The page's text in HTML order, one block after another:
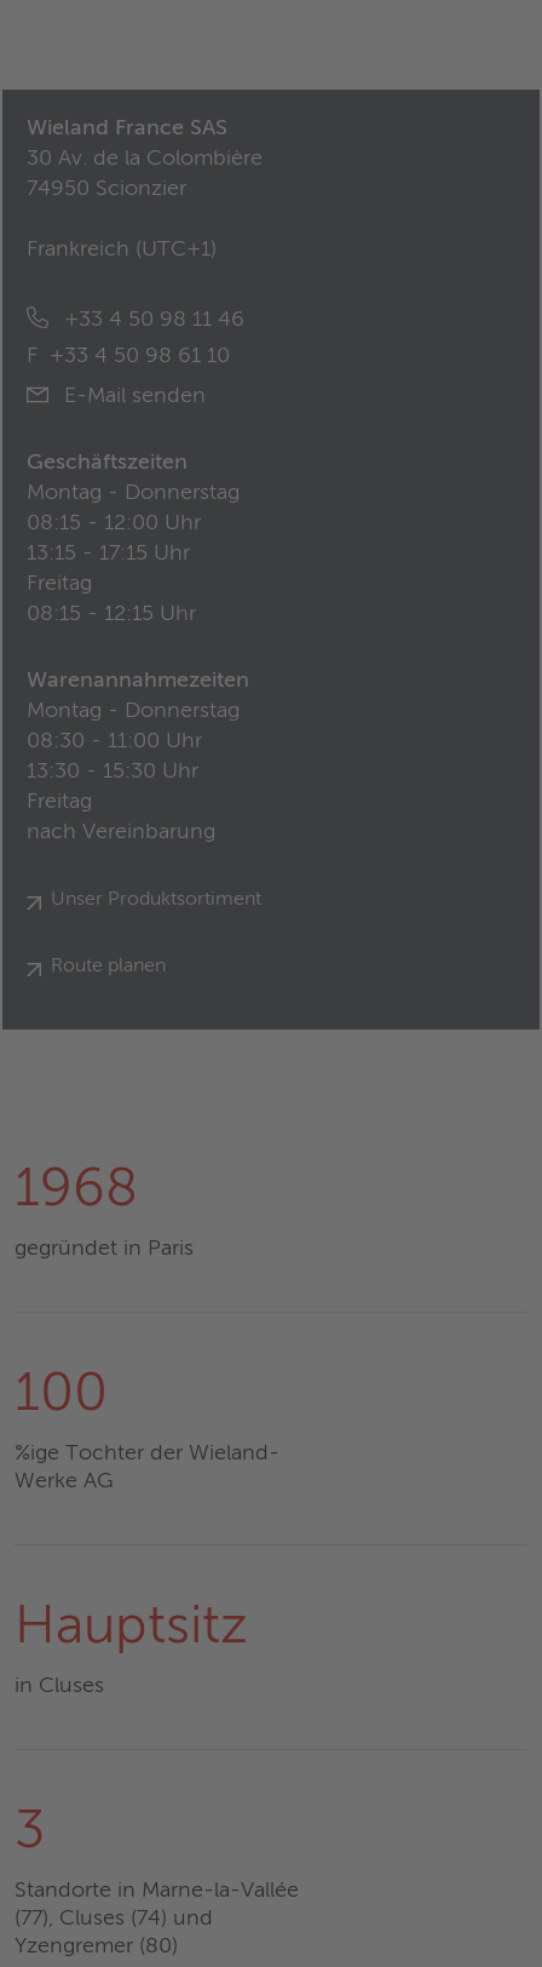
Wieland France SAS
30 Av. de la Colombière
74950 Scionzier
Frankreich (UTC+1)
+33 4 50 98 11 46
F
+33 4 50 98 61 10
E-Mail senden
Geschäftszeiten
Montag - Donnerstag
08:15 - 12:00 Uhr
13:15 - 17:15 Uhr
Freitag
08:15 - 12:15 Uhr
Warenannahmezeiten
Montag - Donnerstag
08:30 - 11:00 Uhr
13:30 - 15:30 Uhr
Freitag
nach Vereinbarung
Unser Produktsortiment
Route planen
1968
gegründet in Paris
100
%ige Tochter der Wieland-
Werke AG
Hauptsitz
in Cluses
3
Standorte in Marne-la-Vallée
(77), Cluses (74) und
Yzengremer (80)